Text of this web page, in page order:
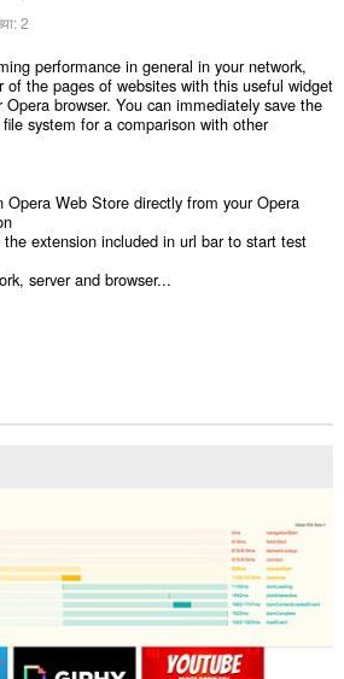
2
performance in general in your network,
of the pages of websites with this useful widget
browser. You can immediately save the
system for a comparison with other
Opera Web Store directly from your Opera
extension included in url bar to start test
server and browser...